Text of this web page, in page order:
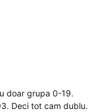
doar grupa 0-19.
Deci tot cam dublu.